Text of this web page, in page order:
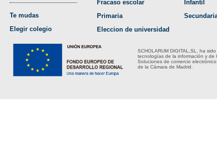
Te mudas
Elegir colegio
Fracaso escolar
Primaria
Eleccion de universidad
Infantil
SCHOLARUM DIGITAL,SL, ha
tecnologías de la información y de
Soluciones de comercio
de la Cámara de Madrid.